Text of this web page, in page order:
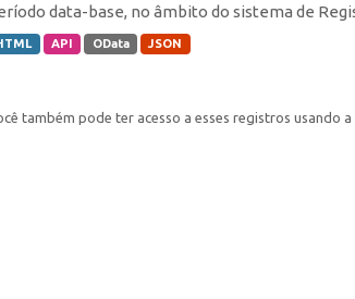
data-base, no âmbito do sistema de
API OData JSON
também pode ter acesso a esses registros usando a